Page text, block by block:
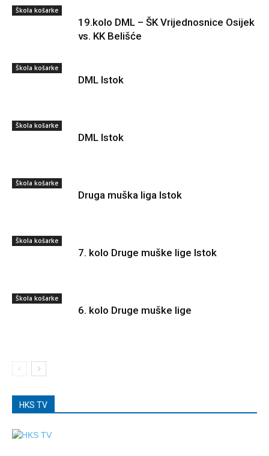
Škola košarke
19.kolo DML – ŠK Vrijednosnice Osijek
vs. KK Belišće
Škola košarke
DML Istok
Škola košarke
DML Istok
Škola košarke
Druga muška liga Istok
Škola košarke
7. kolo Druge muške lige Istok
Škola košarke
6. kolo Druge muške lige
HKS TV